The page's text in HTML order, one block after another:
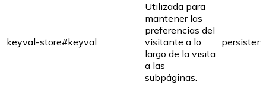
keyval-store#keyval
Utilizada para
mantener las
preferencias del
visitante a lo
largo de la visita
a las
subpáginas.